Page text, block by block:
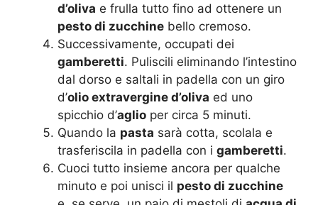
d’oliva e frulla tutto fino ad ottenere un
pesto di zucchine bello cremoso.
Successivamente, occupati dei
gamberetti. Puliscili eliminando l’intestino
dal dorso e saltali in padella con un giro
d’olio extravergine d’oliva ed uno
spicchio d’aglio per circa 5 minuti.
Quando la pasta sarà cotta, scolala e
trasferiscila in padella con i gamberetti.
Cuoci tutto insieme ancora per qualche
minuto e poi unisci il pesto di zucchine